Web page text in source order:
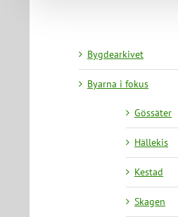
Bygdearkivet
Byarna i fokus
Gössäter
Hällekis
Kestad
Skagen